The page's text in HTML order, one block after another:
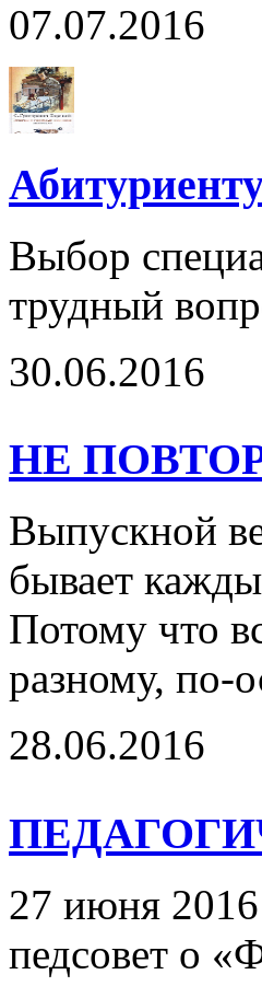
07.07.2016
Выбор
трудный
30.06.2016
НЕ
Выпускной
бывает
Потому что
разному, по-
28.06.2016
27 июня 2016
педсовет о